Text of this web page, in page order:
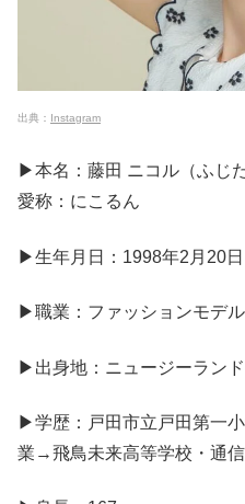
出典： Instagram
▶本名：藤田 ニコル（ふじ
愛称：にこるん
▶生年月日：1998年2月20
▶職業：ファッションモデ
▶出身地：ニュージーランド
▶学歴：戸田市立戸田第一
業→飛鳥未来高等学校・通